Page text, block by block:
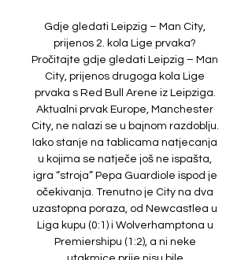
Gdje gledati Leipzig – Man City,
prijenos 2. kola Lige prvaka?
Pročitajte gdje gledati Leipzig – Man
City, prijenos drugoga kola Lige
prvaka s Red Bull Arene iz Leipziga.
Aktualni prvak Europe, Manchester
City, ne nalazi se u bajnom razdoblju.
Iako stanje na tablicama natjecanja
u kojima se natječe još ne ispašta,
igra “stroja” Pepa Guardiole ispod je
očekivanja. Trenutno je City na dva
uzastopna poraza, od Newcastlea u
Liga kupu (0:1) i Wolverhamptona u
Premiershipu (1:2), a ni neke